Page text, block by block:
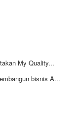
My Quality...
bisnis A...